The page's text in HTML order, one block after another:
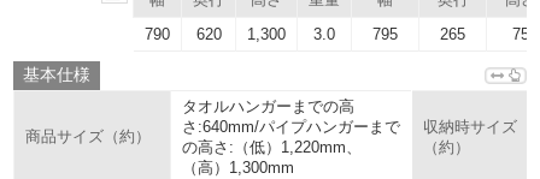
790 620 1,300 3.0 795 265 75
基本仕様
商品サイズ（約）
タオルハンガーまでの高
さ:640mm/パイプハンガーまで
の高さ:（低）1,220mm、
（高）1,300mm
収納時サイズ
（約）